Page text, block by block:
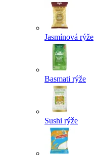
Jasmínová rýže
Basmati rýže
Sushi rýže